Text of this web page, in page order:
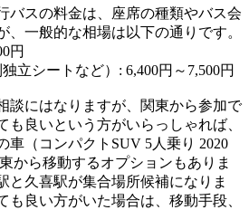
バスの料金は、座席の種類やバス会
、一般的な相場は以下の通りです。
円
立シートなど）: 6,400円～7,500円
談にはなりますが、関東から参加で
も良いという方がいらっしゃれば、
車（コンパクトSUV 5人乗り 2020
から移動するオプションもありま
と久喜駅が集合場所候補になりま
も良い方がいた場合は、移動手段、